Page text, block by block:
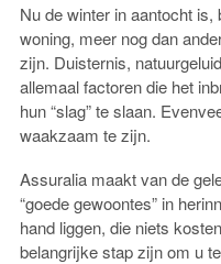
Nu de winter in aantocht
woning, meer nog dan
zijn. Duisternis,
allemaal factoren die het
hun “slag” te slaan.
waakzaam te zijn.
Assuralia maakt van de
“goede gewoontes” in
hand liggen, die niets
belangrijke stap zijn om u